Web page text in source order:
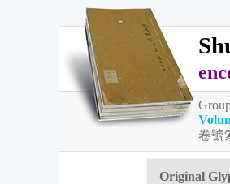
卷號
Original